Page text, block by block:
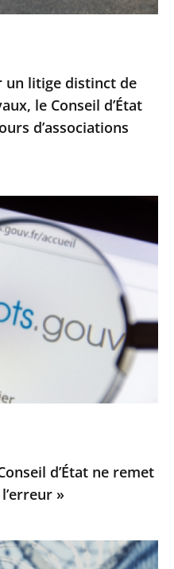
un litige distinct de
le Conseil d’État
d’associations
d’État ne remet
»